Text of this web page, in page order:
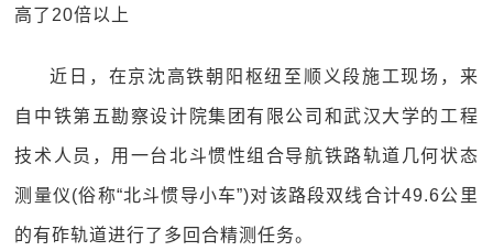
高了20倍以上
近日，在京沈高铁朝阳枢纽至顺义段施工现场，来
自中铁第五勘察设计院集团有限公司和武汉大学的工程
技术人员，用一台北斗惯性组合导航铁路轨道几何状态
测量仪(俗称“北斗惯导小车”)对该路段双线合计49.6公里
的有砟轨道进行了多回合精测任务。